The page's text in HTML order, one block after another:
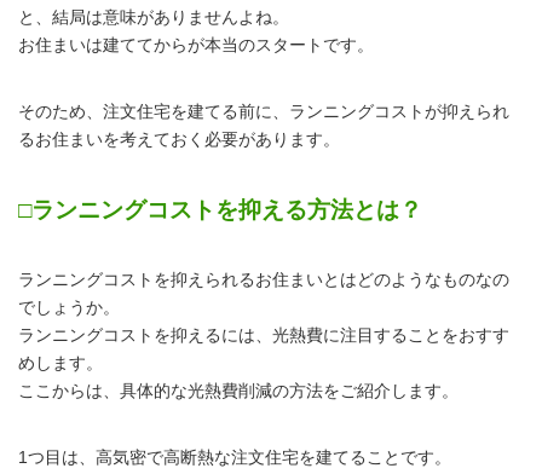
と、結局は意味がありませんよね。
お住まいは建ててからが本当のスタートです。
そのため、注文住宅を建てる前に、ランニングコストが抑えられ
るお住まいを考えておく必要があります。
□ランニングコストを抑える方法とは？
ランニングコストを抑えられるお住まいとはどのようなものなの
でしょうか。
ランニングコストを抑えるには、光熱費に注目することをおすす
めします。
ここからは、具体的な光熱費削減の方法をご紹介します。
1つ目は、高気密で高断熱な注文住宅を建てることです。